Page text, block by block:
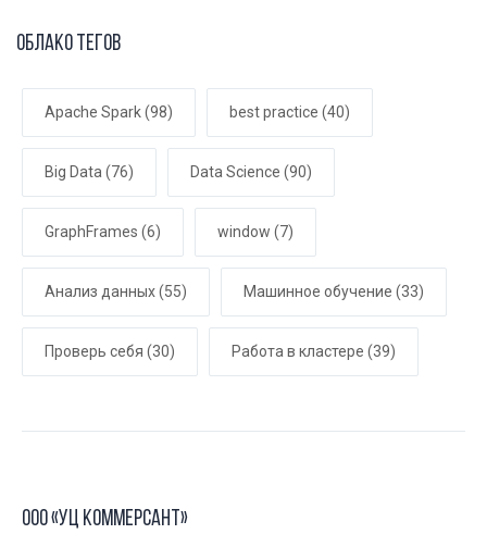
Облако тегов
Apache Spark(98) best practice (40)
Big Data (76) Data Science (90)
GraphFrames (6) window (7)
Анализ данных(55) Машинное обучение (33)
Проверь себя (30) Работа в кластере (39)
ООО «УЦ Коммерсант»